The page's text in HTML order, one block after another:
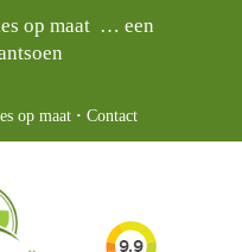
op maat … een
op maat ·Contact